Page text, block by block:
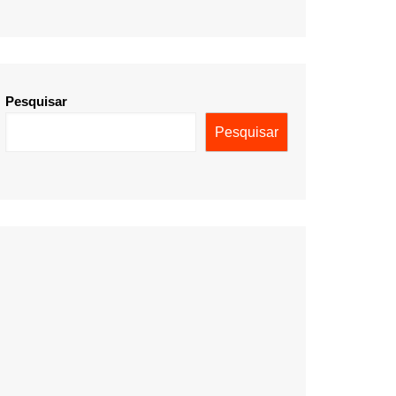
Pesquisar
Pesquisar